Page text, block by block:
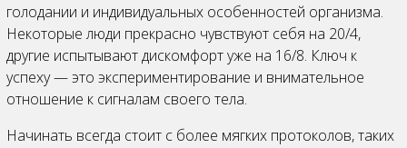
голодании и индивидуальных особенностей организма.
Некоторые люди прекрасно чувствуют себя на 20/4,
другие испытывают дискомфорт уже на 16/8. Ключ к
успеху — это экспериментирование и внимательное
отношение к сигналам своего тела.
Начинать всегда стоит с более мягких протоколов, таких